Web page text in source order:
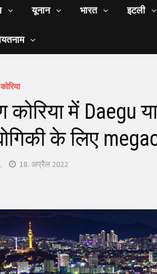
यूनान भारत इटली
कोरिया में Daegu
के लिए
18. अप्रैल 2022